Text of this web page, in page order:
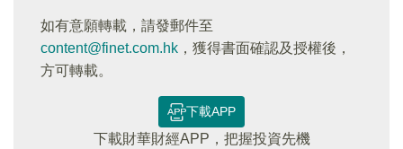
如有意願轉載，請發郵件至
content@finet.com.hk ，獲得書面確認及授權後，
方可轉載。
下載APP
下載財華財經APP，把握投資先機